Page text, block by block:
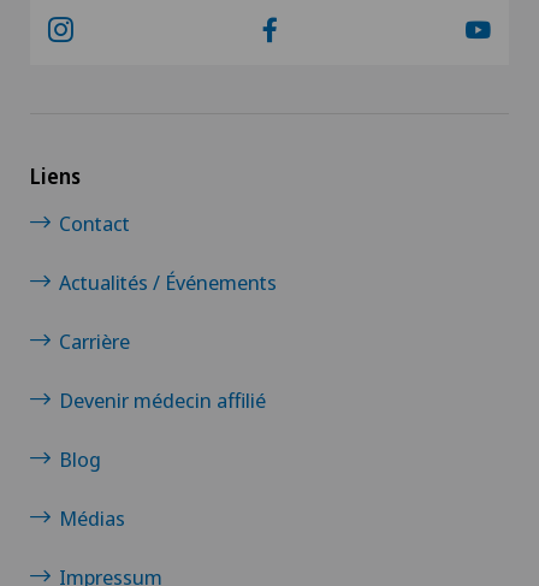
Liens
Contact
Actualités / Événements
Carrière
Devenir médecin affilié
Blog
Médias
Impressum